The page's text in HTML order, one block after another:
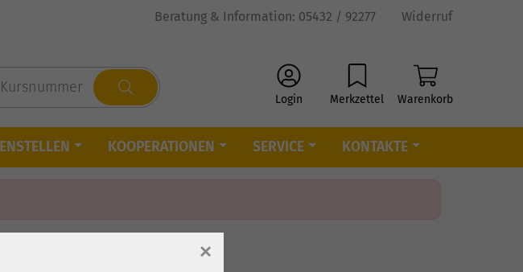
Beratung & Information: 05432 / 92277 Widerruf
Login Merkzettel Warenkorb
KOOPERATIONEN SERVICE KONTAKTE
×